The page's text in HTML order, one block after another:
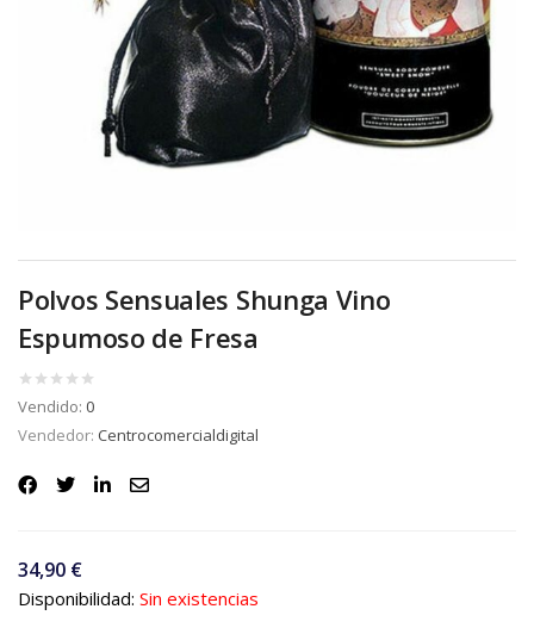
¿Ha perdido la contraseña?
Polvos Sensuales Shunga Vino
Espumoso de Fresa
Vendido: 0
Vendedor: Centrocomercialdigital
34,90 €
Disponibilidad: Sin existencias